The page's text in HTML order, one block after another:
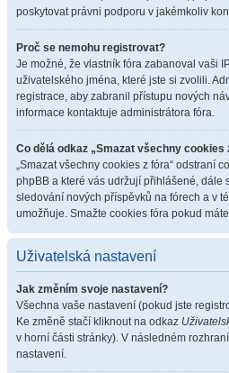
poskytovat právni podporu v jakémkoliv
Proč se nemohu registrovat?
Je možné, že vlastník fóra zabanoval vaši
uživatelského jména, které jste si zvolili.
registrace, aby zabranil přístupu nových
informace kontaktuje administrátora fóra.
Co dělá odkaz „Smazat všechny cookies
„Smazat všechny cookies z fóra“ odstraní
phpBB a které vás udržují přihlášené, dále
sledování nových příspěvků na fórech a v
umožňuje. Smažte cookies fóra pokud
Uživatelská nastavení
Jak změním svoje nastavení?
Všechna vaše nastavení (pokud jste
Ke změně stačí kliknout na odkaz
v horní části stránky). V následném
nastavení.